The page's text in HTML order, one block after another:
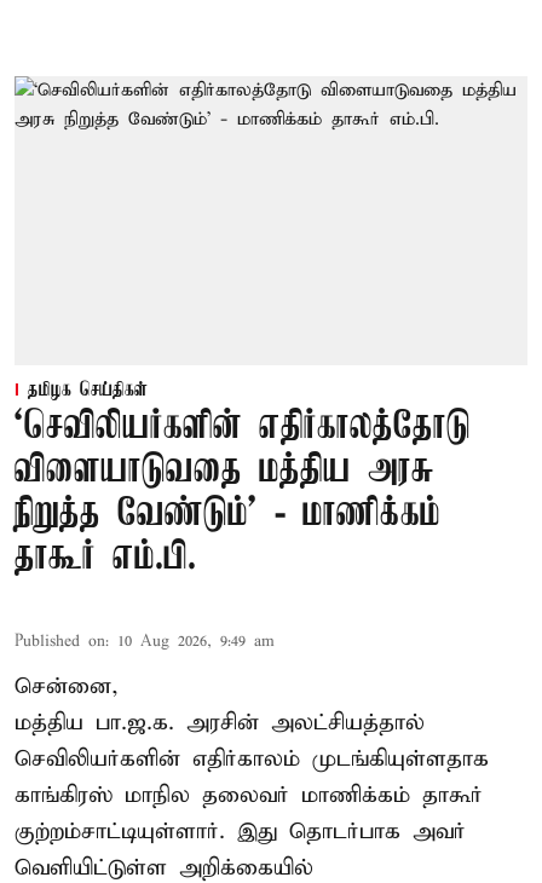
தமிழக செய்திகள்
‘செவிலியர்களின் எதிர்காலத்தோடு
விளையாடுவதை மத்திய அரசு
நிறுத்த வேண்டும்’ - மாணிக்கம்
தாகூர் எம்.பி.
Published on: 10 Aug 2026, 9:49 am
சென்னை,
மத்திய பா.ஜ.க. அரசின் அலட்சியத்தால்
செவிலியர்களின் எதிர்காலம் முடங்கியுள்ளதாக
காங்கிரஸ் மாநில தலைவர் மாணிக்கம் தாகூர்
குற்றம்சாட்டியுள்ளார். இது தொடர்பாக அவர்
வெளியிட்டுள்ள அறிக்கையில்